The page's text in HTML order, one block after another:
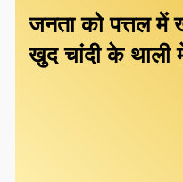
जनता को पत्तल में
खुद चांदी के थाली